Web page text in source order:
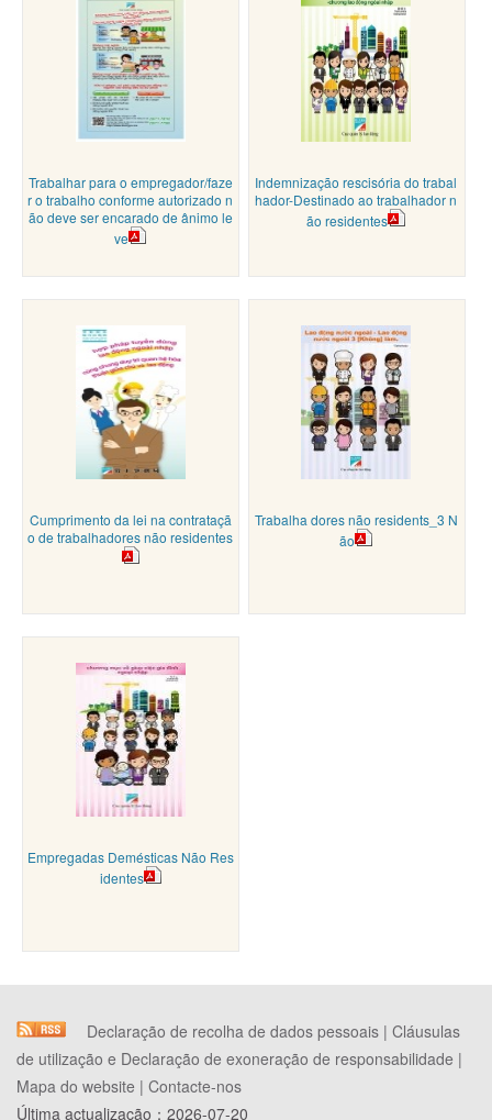
Trabalhar para o empregador/faze
r o trabalho conforme autorizado n
ão deve ser encarado de ânimo le
ve
Indemnização rescisória do trabal
hador-Destinado ao trabalhador n
ão residentes
Cumprimento da lei na contrataçã
o de trabalhadores não residentes
Trabalha dores não residents_3 N
ão
Empregadas Demésticas Não Res
identes
Declaração de recolha de dados pessoais | Cláusulas
de utilização e Declaração de exoneração de responsabilidade |
Mapa do website | Contacte-nos
Última actualização： 2026-07-20